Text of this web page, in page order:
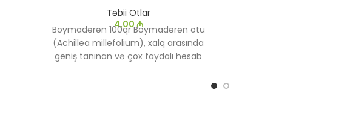
Təbii Otlar
4,00₼
Boymadərən 100qr Boymadərən otu
(Achillea millefolium), xalq arasında
geniş tanınan və çox faydalı hesab